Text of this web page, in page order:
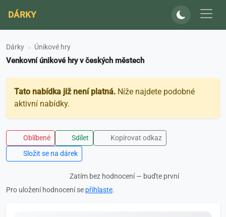
DÁRKY
Dárky Únikové hry
Venkovní únikové hry v českých městech
Tato nabídka již není platná. Níže najdete podobné
aktivní nabídky.
Oblíbené Sdílet
Kopírovat odkaz
Složit se na dárek
Zatím bez hodnocení — buďte první
Pro uložení hodnocení se přihlaste.